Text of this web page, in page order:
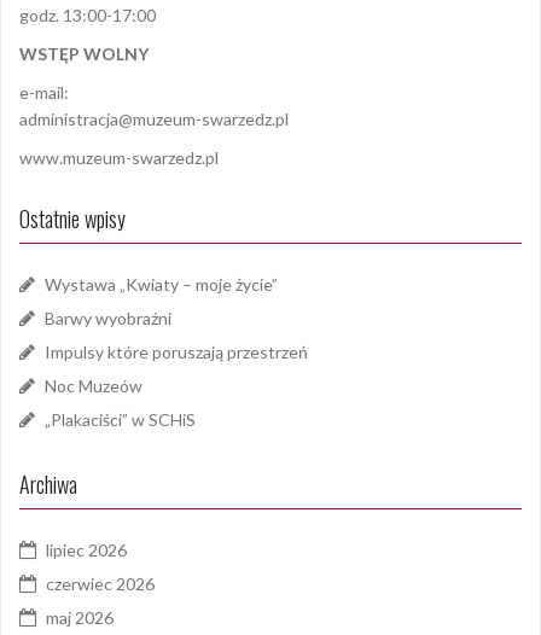
godz. 13:00-17:00
WSTĘP WOLNY
e-mail:
administracja@muzeum-swarzedz.pl
www.muzeum-swarzedz.pl
Ostatnie wpisy
Wystawa „Kwiaty – moje życie”
Barwy wyobraźni
Impulsy które poruszają przestrzeń
Noc Muzeów
„Plakaciści” w SCHiS
Archiwa
lipiec 2026
czerwiec 2026
maj 2026